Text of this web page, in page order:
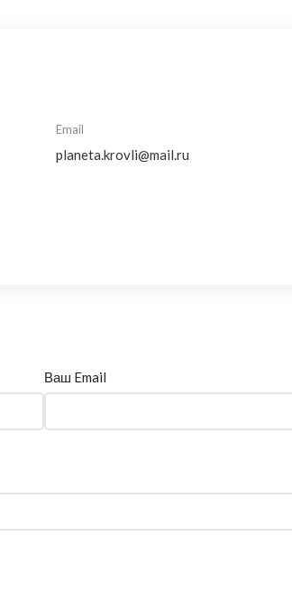
Email
planeta.krovli@mail.ru
Ваш Email